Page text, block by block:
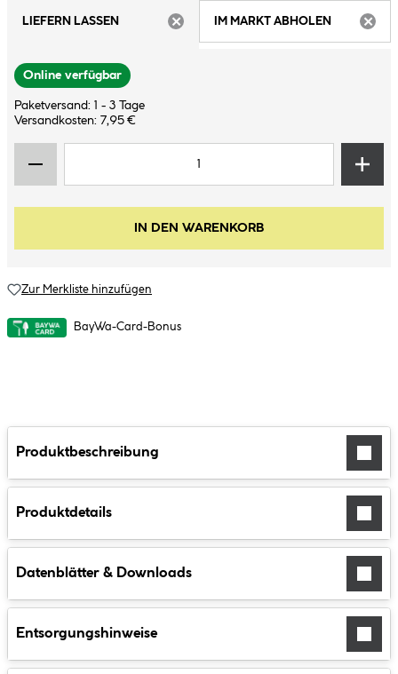
LIEFERN LASSEN
IM MARKT ABHOLEN
Online verfügbar
Paketversand: 1 - 3 Tage
Versandkosten: 7,95 €
IN DEN WARENKORB
Zur Merkliste hinzufügen
BayWa-Card-Bonus
Produktbeschreibung
Produktdetails
Datenblätter & Downloads
Entsorgungshinweise